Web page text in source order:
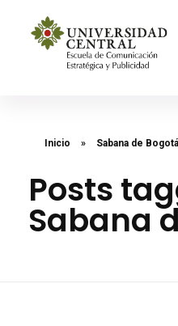
Inicio » Sabana de Bogotá
Posts
Sabana